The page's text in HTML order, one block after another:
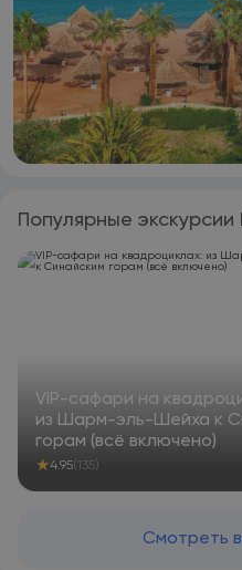
Популярные
VIP-сафари на
из Шарм-эль-Шейха к
горам (всё включено)
★4.95(135)
Смотреть